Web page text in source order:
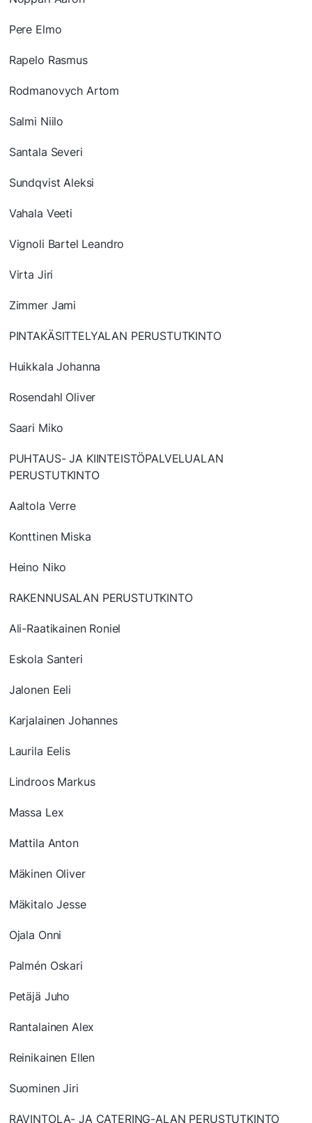
Pere Elmo
Rapelo Rasmus
Rodmanovych Artom
Salmi Niilo
Santala Severi
Sundqvist Aleksi
Vahala Veeti
Vignoli Bartel Leandro
Virta Jiri
Zimmer Jami
PINTAKÄSITTELYALAN PERUSTUTKINTO
Huikkala Johanna
Rosendahl Oliver
Saari Miko
PUHTAUS- JA KIINTEISTÖPALVELUALAN
PERUSTUTKINTO
Aaltola Verre
Konttinen Miska
Heino Niko
RAKENNUSALAN PERUSTUTKINTO
Ali-Raatikainen Roniel
Eskola Santeri
Jalonen Eeli
Karjalainen Johannes
Laurila Eelis
Lindroos Markus
Massa Lex
Mattila Anton
Mäkinen Oliver
Mäkitalo Jesse
Ojala Onni
Palmén Oskari
Petäjä Juho
Rantalainen Alex
Reinikainen Ellen
Suominen Jiri
RAVINTOLA- JA CATERING-ALAN PERUSTUTKINTO